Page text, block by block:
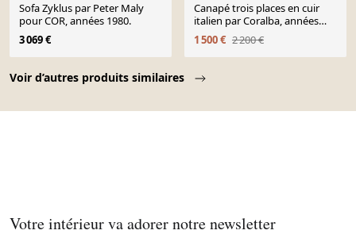
Voir d’autres produits similaires
Sofa Zyklus par Peter Maly
pour COR, années 1980.
3 069 €
Canapé trois places en cuir
italien par Coralba, années
1980.
1 500 € 2 200 €
Votre intérieur va adorer notre newsletter